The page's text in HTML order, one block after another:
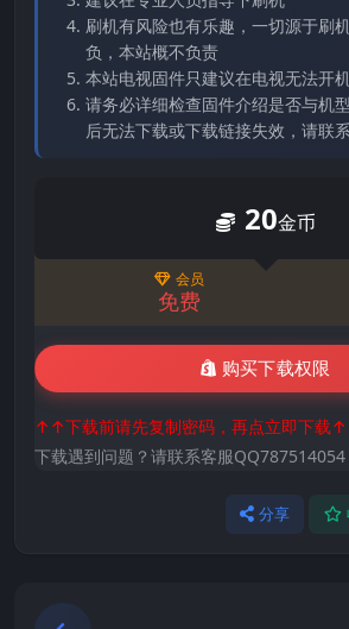
刷机有风险也有乐趣，一切源于刷
负，本站概不负责
本站电视固件只建议在电视无法开
请务必详细检查固件介绍是否与机
后无法下载或下载链接失效，请联
20金币
会员
免费
购买下载权限
↑↑下载前请先复制密码，再点立即下载
下载遇到问题？请联系客服QQ787514054
分享